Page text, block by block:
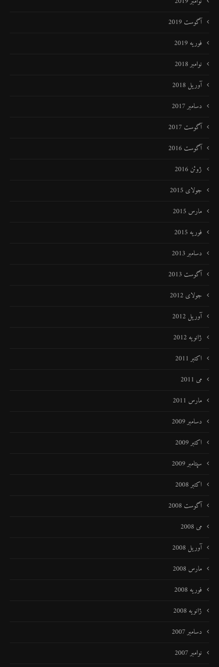
آگوست 2019
فوریه 2019
نوامبر 2018
آوریل 2018
دسامبر 2017
آگوست 2017
آگوست 2016
ژوئن 2016
جولای 2015
مارس 2015
فوریه 2015
دسامبر 2013
آگوست 2013
جولای 2012
آوریل 2012
ژانویه 2012
اکتبر 2011
می 2011
مارس 2011
دسامبر 2009
اکتبر 2009
سپتامبر 2009
اکتبر 2008
آگوست 2008
می 2008
آوریل 2008
مارس 2008
فوریه 2008
ژانویه 2008
دسامبر 2007
نوامبر 2007